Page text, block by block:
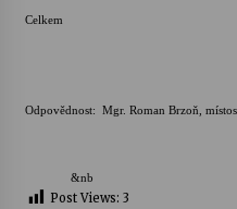
Odpovědnost: Mgr. Roman Brzoň,
&nb
Post Views: 3